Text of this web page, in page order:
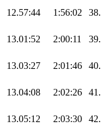
12.57:44 1:56:02 38.
13.01:52 2:00:11 39.
13.03:27 2:01:46 40.
13.04:08 2:02:26 41.
13.05:12 2:03:30 42.